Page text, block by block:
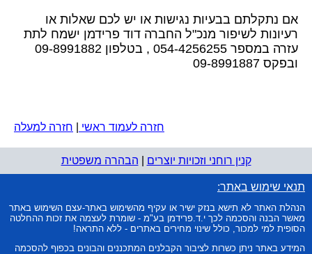
אם נתקלתם בבעיות נגישות או יש לכם שאלות או
רעיונות לשיפור מנכ"ל החברה דוד פרידמן ישמח לתת
עזרה במספר 054-4256255 , בטלפון 09-8991882
ובפקס 09-8991887
חזרה לעמוד ראשי חזרה למעלה
קנין רוחני וזכויות יוצרים הבהרה משפטית
תנאי שימוש באתר:
הנהלת האתר לא תישא בנזק ישיר או עקיף מהשימוש באתר-עצם השימוש באתר
מאשר הבנה והסכמה לכך י.ד.פרידמן בע"מ - שומרת לעצמה את זכות ההחלטה
הסופית למי למכור, כולל שינוי מחירים באתרים - ללא התראה!
המידע באתר ניתן כשרות לציבור הקבלנים המתכננים והבונים בכפוף להסכמה